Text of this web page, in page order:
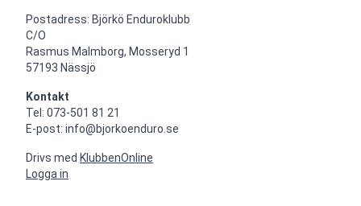
Postadress: Björkö Enduroklubb
C/O
Rasmus Malmborg, Mosseryd 1
57193 Nässjö
Kontakt
Tel: 073-501 81 21
E-post: info@bjorkoenduro.se
Drivs med KlubbenOnline
Logga in